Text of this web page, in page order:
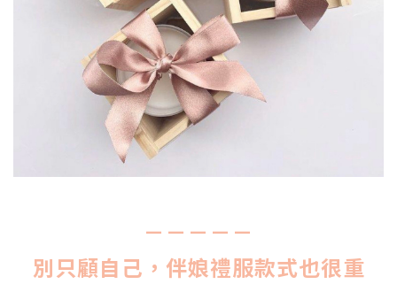
－－－－－
別只顧自己，伴娘禮服款式也很重